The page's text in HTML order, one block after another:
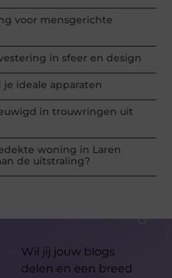
voor mensgerichte
in sfeer en design
ideale apparaten
in trouwringen uit
woning in Laren
de uitstraling?
Wil jij jouw blogs
delen en een breed